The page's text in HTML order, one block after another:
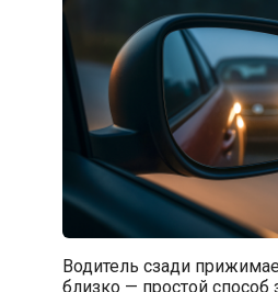
Водитель сзади
близко — простой способ